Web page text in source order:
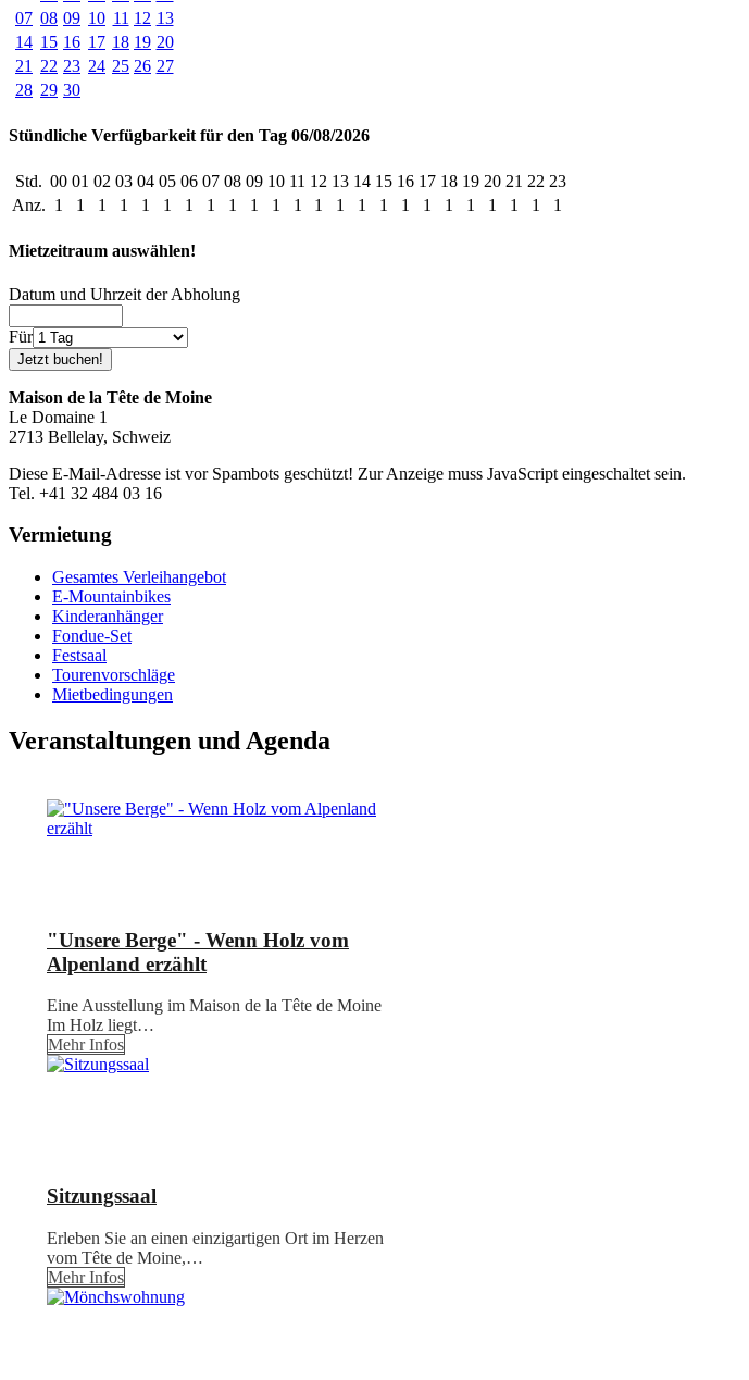
07 08 09 10 11 12 13
14 15 16 17 18 19 20
21
22 23 24 25 26 27
28 29 30
Stündliche Verfügbarkeit für den Tag 06/08/2026
Std. 00 01 02 03 04 05 06 07 08 09 10 11 12 13 14 15 16 17 18 19 20 21 22 23
Anz. 1 1 1 1 1 1 1 1 1 1 1 1 1 1 1 1 1 1 1 1 1 1 1 1
Mietzeitraum auswählen!
Datum und Uhrzeit der Abholung
Für
Maison de la Tête de Moine
Le Domaine 1
2713 Bellelay, Schweiz
Diese E-Mail-Adresse ist vor Spambots geschützt! Zur Anzeige muss JavaScript eingeschaltet sein.
Tel. +41 32 484 03 16
Vermietung
Gesamtes Verleihangebot
E-Mountainbikes
Kinderanhänger
Fondue-Set
Festsaal
Tourenvorschläge
Mietbedingungen
Veranstaltungen und Agenda
"Unsere Berge" - Wenn Holz vom
Alpenland erzählt
Eine Ausstellung im Maison de la Tête de Moine
Im Holz liegt…
Mehr Infos
Sitzungssaal
Erleben Sie an einen einzigartigen Ort im Herzen
vom Tête de Moine,…
Mehr Infos